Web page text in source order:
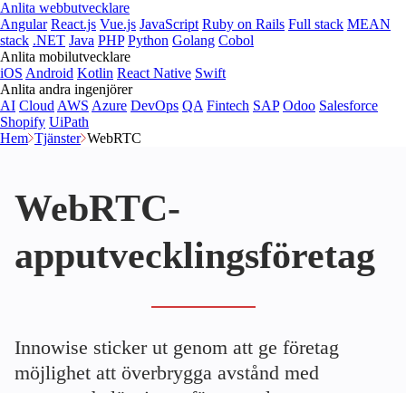
Anlita webbutvecklare
Angular React.js Vue.js JavaScript Ruby on Rails Full stack MEAN
stack .NET Java PHP Python Golang Cobol
Anlita mobilutvecklare
iOS Android Kotlin React Native Swift
Anlita andra ingenjörer
AI Cloud AWS Azure DevOps QA Fintech SAP Odoo Salesforce
Shopify UiPath
Hem Tjänster WebRTC
WebRTC-
apputvecklingsföretag
Innowise sticker ut genom att ge företag
möjlighet att överbrygga avstånd med